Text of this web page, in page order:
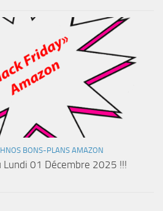
BONS-PLANS AMAZON
Lundi 01 Décembre 2025 !!!